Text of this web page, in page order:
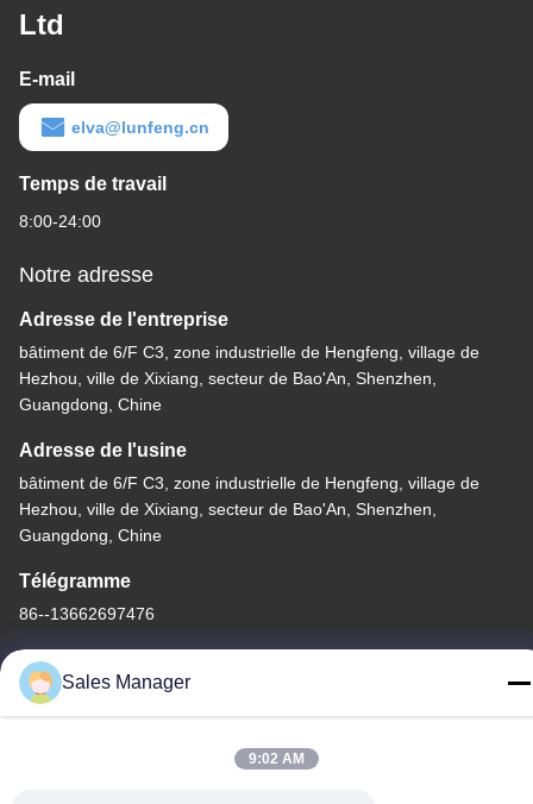
Ltd
E-mail
elva@lunfeng.cn
Temps de travail
8:00-24:00
Notre adresse
Adresse de l'entreprise
bâtiment de 6/F C3, zone industrielle de Hengfeng, village de
Hezhou, ville de Xixiang, secteur de Bao'An, Shenzhen,
Guangdong, Chine
Adresse de l'usine
bâtiment de 6/F C3, zone industrielle de Hengfeng, village de
Hezhou, ville de Xixiang, secteur de Bao'An, Shenzhen,
Guangdong, Chine
Télégramme
86--13662697476
Chine Bonne qualité Contact à membrane de dôme en métal Le
Sales Manager
9:02 AM